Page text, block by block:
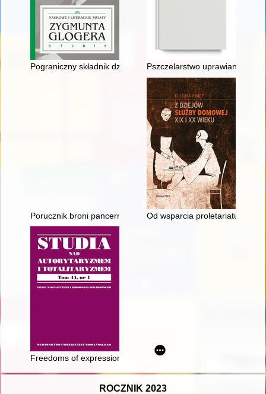
Pograniczny składnik dzieł Zygmunta Glogera : ukraińska
Pszczelarstwo uprawiane
Porucznik broni pancernych Edward Manteuffel : Charków
Od wsparcia proletariatu do
Freedoms of expression, political extremism and seditious
ROCZNIK 2023